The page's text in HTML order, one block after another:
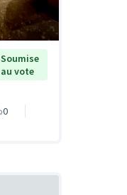
Soumise
au vote
0